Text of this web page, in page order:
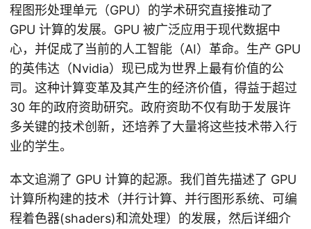
程图形处理单元（GPU）的学术研究直接推动了
GPU 计算的发展。GPU 被广泛应用于现代数据中
心，并促成了当前的人工智能（AI）革命。生产 GPU
的英伟达（Nvidia）现已成为世界上最有价值的公
司。这种计算变革及其产生的经济价值，得益于超过
30 年的政府资助研究。政府资助不仅有助于发展许
多关键的技术创新，还培养了大量将这些技术带入行
业的学生。
本文追溯了 GPU 计算的起源。我们首先描述了 GPU
计算所构建的技术（并行计算、并行图形系统、可编
程着色器(shaders)和流处理）的发展，然后详细介